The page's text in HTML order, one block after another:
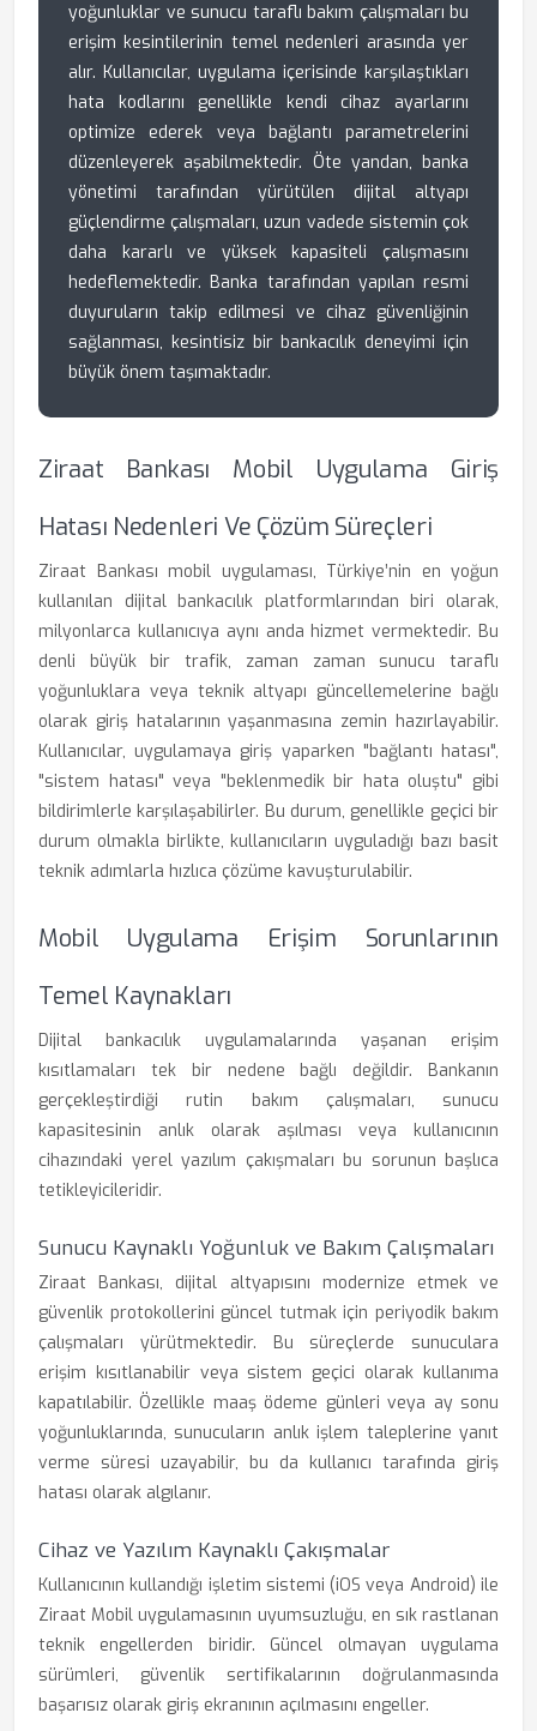
yoğunluklar ve sunucu taraflı bakım çalışmaları bu
erişim kesintilerinin temel nedenleri arasında yer
alır. Kullanıcılar, uygulama içerisinde karşılaştıkları
hata kodlarını genellikle kendi cihaz ayarlarını
optimize ederek veya bağlantı parametrelerini
düzenleyerek aşabilmektedir. Öte yandan, banka
yönetimi tarafından yürütülen dijital altyapı
güçlendirme çalışmaları, uzun vadede sistemin çok
daha kararlı ve yüksek kapasiteli çalışmasını
hedeflemektedir. Banka tarafından yapılan resmi
duyuruların takip edilmesi ve cihaz güvenliğinin
sağlanması, kesintisiz bir bankacılık deneyimi için
büyük önem taşımaktadır.
Ziraat Bankası Mobil Uygulama Giriş
Hatası Nedenleri Ve Çözüm Süreçleri
Ziraat Bankası mobil uygulaması, Türkiye’nin en yoğun
kullanılan dijital bankacılık platformlarından biri olarak,
milyonlarca kullanıcıya aynı anda hizmet vermektedir. Bu
denli büyük bir trafik, zaman zaman sunucu taraflı
yoğunluklara veya teknik altyapı güncellemelerine bağlı
olarak giriş hatalarının yaşanmasına zemin hazırlayabilir.
Kullanıcılar, uygulamaya giriş yaparken "bağlantı hatası",
"sistem hatası" veya "beklenmedik bir hata oluştu" gibi
bildirimlerle karşılaşabilirler. Bu durum, genellikle geçici bir
durum olmakla birlikte, kullanıcıların uyguladığı bazı basit
teknik adımlarla hızlıca çözüme kavuşturulabilir.
Mobil Uygulama Erişim Sorunlarının
Temel Kaynakları
Dijital bankacılık uygulamalarında yaşanan erişim
kısıtlamaları tek bir nedene bağlı değildir. Bankanın
gerçekleştirdiği rutin bakım çalışmaları, sunucu
kapasitesinin anlık olarak aşılması veya kullanıcının
cihazındaki yerel yazılım çakışmaları bu sorunun başlıca
tetikleyicileridir.
Sunucu Kaynaklı Yoğunluk ve Bakım Çalışmaları
Ziraat Bankası, dijital altyapısını modernize etmek ve
güvenlik protokollerini güncel tutmak için periyodik bakım
çalışmaları yürütmektedir. Bu süreçlerde sunuculara
erişim kısıtlanabilir veya sistem geçici olarak kullanıma
kapatılabilir. Özellikle maaş ödeme günleri veya ay sonu
yoğunluklarında, sunucuların anlık işlem taleplerine yanıt
verme süresi uzayabilir, bu da kullanıcı tarafında giriş
hatası olarak algılanır.
Cihaz ve Yazılım Kaynaklı Çakışmalar
Kullanıcının kullandığı işletim sistemi (iOS veya Android) ile
Ziraat Mobil uygulamasının uyumsuzluğu, en sık rastlanan
teknik engellerden biridir. Güncel olmayan uygulama
sürümleri, güvenlik sertifikalarının doğrulanmasında
başarısız olarak giriş ekranının açılmasını engeller.